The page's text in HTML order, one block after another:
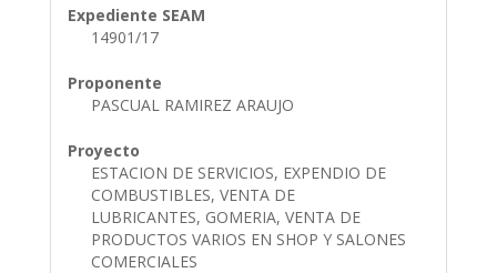
Expediente SEAM
14901/17
Proponente
PASCUAL RAMIREZ ARAUJO
Proyecto
ESTACION DE SERVICIOS, EXPENDIO DE
COMBUSTIBLES, VENTA DE
LUBRICANTES, GOMERIA, VENTA DE
PRODUCTOS VARIOS EN SHOP Y SALONES
COMERCIALES